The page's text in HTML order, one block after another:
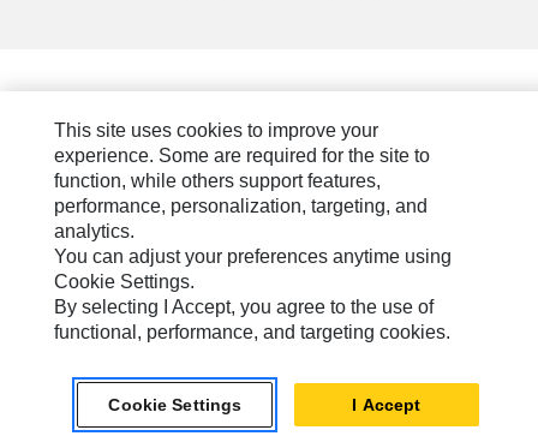
This site uses cookies to improve your
experience. Some are required for the site to
function, while others support features,
performance, personalization, targeting, and
analytics.
You can adjust your preferences anytime using
Cookie Settings.
By selecting I Accept, you agree to the use of
functional, performance, and targeting cookies.
Cookie Settings I Accept